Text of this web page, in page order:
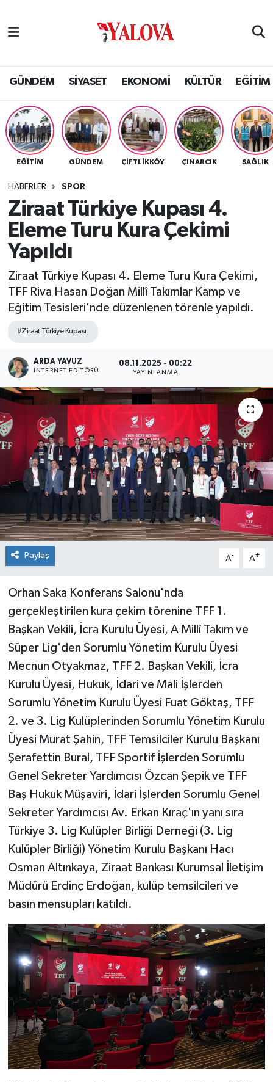
GÜNDEM SİYASET EKONOMİ KÜLTÜR EĞİTİM
EĞİTİM GÜNDEM ÇİFTLİKKÖY ÇINARCIK SAĞLIK
HABERLER SPOR
Ziraat Türkiye Kupası 4.
Eleme Turu Kura Çekimi
Yapıldı
Ziraat Türkiye Kupası 4. Eleme Turu Kura Çekimi,
TFF Riva Hasan Doğan Millî Takımlar Kamp ve
Eğitim Tesisleri'nde düzenlenen törenle yapıldı.
#Ziraat Türkiye Kupası
ARDA YAVUZ
İNTERNET EDITÖRÜ
08.11.2025 - 00:22
YAYINLANMA
Paylaş A- A+
Orhan Saka Konferans Salonu'nda
gerçekleştirilen kura çekim törenine TFF 1.
Başkan Vekili, İcra Kurulu Üyesi, A Millî Takım ve
Süper Lig'den Sorumlu Yönetim Kurulu Üyesi
Mecnun Otyakmaz, TFF 2. Başkan Vekili, İcra
Kurulu Üyesi, Hukuk, İdari ve Mali İşlerden
Sorumlu Yönetim Kurulu Üyesi Fuat Göktaş, TFF
2. ve 3. Lig Kulüplerinden Sorumlu Yönetim Kurulu
Üyesi Murat Şahin, TFF Temsilciler Kurulu Başkanı
Şerafettin Bural, TFF Sportif İşlerden Sorumlu
Genel Sekreter Yardımcısı Özcan Şepik ve TFF
Baş Hukuk Müşaviri, İdari İşlerden Sorumlu Genel
Sekreter Yardımcısı Av. Erkan Kıraç'ın yanı sıra
Türkiye 3. Lig Kulüpler Birliği Derneği (3. Lig
Kulüpler Birliği) Yönetim Kurulu Başkanı Hacı
Osman Altınkaya, Ziraat Bankası Kurumsal İletişim
Müdürü Erdinç Erdoğan, kulüp temsilcileri ve
basın mensupları katıldı.
SİYASET
EKONOMİ
KÜLTÜR
BİLİM VE TEKNOLOJİ
ASAYİŞ
SAĞLIK
SPOR
ULUSAL
İLÇELERİMİZ
RESMİ İLAN
Yalova Nöbetçi Eczaneler
Yalova Hava Durumu
Yalova Namaz Vakitleri
Yalova Trafik Yoğunluk Haritası
Tüm Manşetler
Son Dakika Haberleri
Haber Arşivi